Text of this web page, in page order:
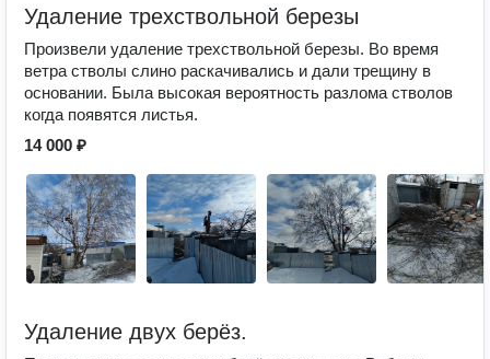
Удаление трехствольной березы
Произвели удаление трехствольной березы. Во время
ветра стволы слино раскачивались и дали трещину в
основании. Была высокая вероятность разлома стволов
когда появятся листья.
14 000 ₽
Удаление двух берёз.